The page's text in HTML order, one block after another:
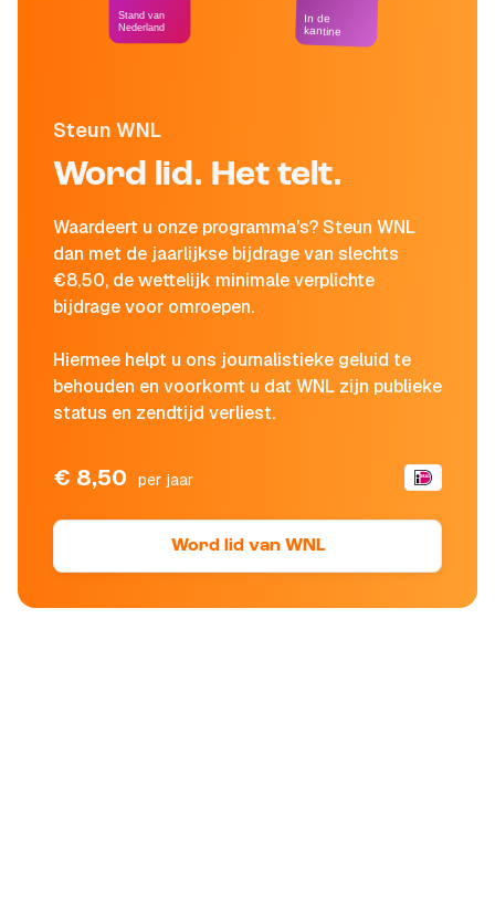
Steun WNL
Word lid. Het telt.
Waardeert u onze programma's? Steun WNL
dan met de jaarlijkse bijdrage van slechts
€8,50, de wettelijk minimale verplichte
bijdrage voor omroepen.
Hiermee helpt u ons journalistieke geluid te
behouden en voorkomt u dat WNL zijn publieke
status en zendtijd verliest.
€ 8,50 per jaar
Word lid van WNL
Stand van
Nederland
In de
kantine